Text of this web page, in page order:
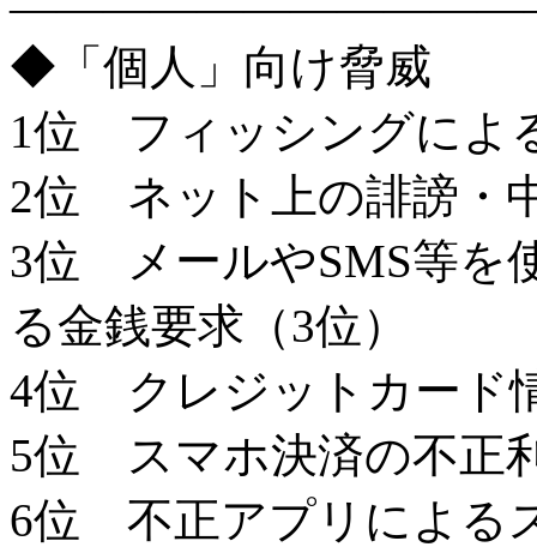
◆「個人」向け脅威
1位 フィッシングによ
2位 ネット上の誹謗・
3位 メールやSMS等を
る金銭要求（3位）
4位 クレジットカード
5位 スマホ決済の不正
6位 不正アプリによる